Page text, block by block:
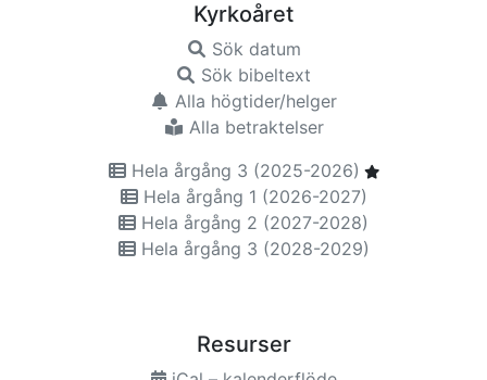
Kyrkoåret
Sök datum
Sök bibeltext
Alla högtider/helger
Alla betraktelser
Hela årgång 3 (2025-2026)
Hela årgång 1 (2026-2027)
Hela årgång 2 (2027-2028)
Hela årgång 3 (2028-2029)
Resurser